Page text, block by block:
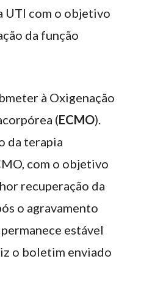
UTI com o objetivo
da função
à Oxigenação
(ECMO).
da terapia
com o objetivo
recuperação da
o agravamento
estável
o boletim enviado